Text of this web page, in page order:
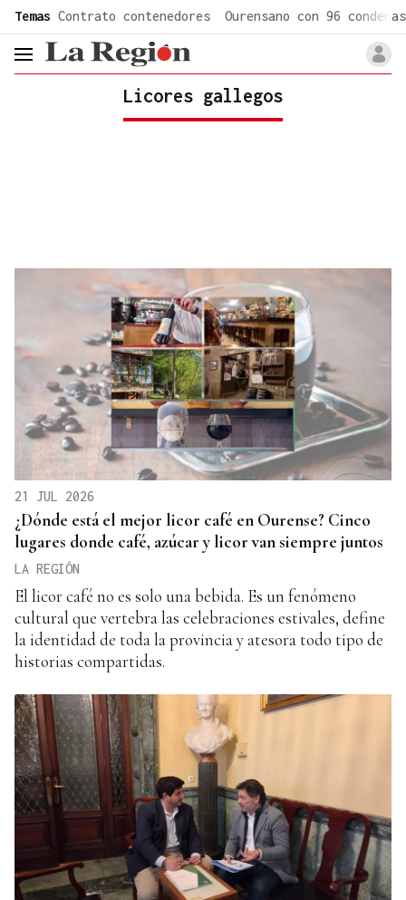
Temas Contrato contenedores Ourensano con 96 condenas
header.menu.open
Licores gallegos
21 JUL 2026
¿Dónde está el mejor licor café en Ourense? Cinco
lugares donde café, azúcar y licor van siempre juntos
LA REGIÓN
El licor café no es solo una bebida. Es un fenómeno
cultural que vertebra las celebraciones estivales, define
la identidad de toda la provincia y atesora todo tipo de
historias compartidas.